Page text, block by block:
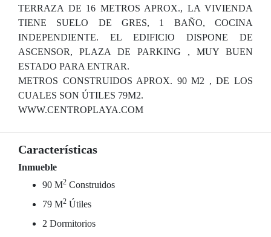
TERRAZA DE 16 METROS APROX., LA VIVIENDA
TIENE SUELO DE GRES, 1 BAÑO, COCINA
INDEPENDIENTE. EL EDIFICIO DISPONE DE
ASCENSOR, PLAZA DE PARKING , MUY BUEN
ESTADO PARA ENTRAR.
METROS CONSTRUIDOS APROX. 90 M2 , DE LOS
CUALES SON ÚTILES 79M2.
WWW.CENTROPLAYA.COM
Características
Inmueble
90 M2 Construidos
79 M2 Útiles
2 Dormitorios